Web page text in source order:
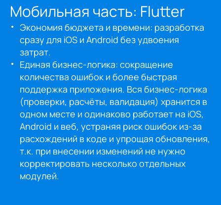
Мобильная часть: Flutter
Экономия бюджета и времени: разработка
сразу для iOS и Android без удвоения
затрат.
Единая бизнес-логика: сокращение
количества ошибок и более быстрая
поддержка приложения. Вся бизнес-логика
(проверки, расчёты, валидация) хранится в
одном месте и одинаково работает на iOS,
Android и веб, устраняя риск ошибок из-за
расхождений в коде и упрощая обновления,
т.к. при внесении изменений не нужно
корректировать несколько отдельных
модулей.